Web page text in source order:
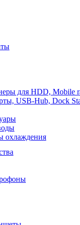
для HDD, Mobile
USB-Hub, Dock
охлаждения